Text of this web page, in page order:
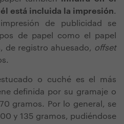
está incluida la impresión.
de publicidad se
de papel como el papel
de registro ahuesado, offset
o cuché es el más
definida por su gramaje o
gramos. Por lo general, se
y 135 gramos, pudiéndose